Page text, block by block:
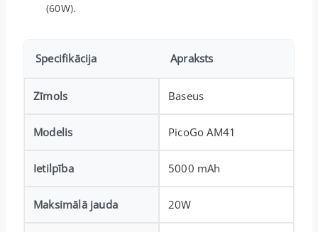
(60W).
Specifikācija Apraksts
Zīmols Baseus
Modelis PicoGo AM41
Ietilpība 5000 mAh
Maksimālā jauda 20W